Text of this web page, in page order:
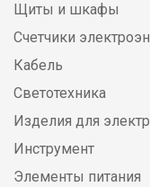
Щиты и шкафы
Счетчики
Кабель
Светотехника
Изделия для
Инструмент
Элементы питания